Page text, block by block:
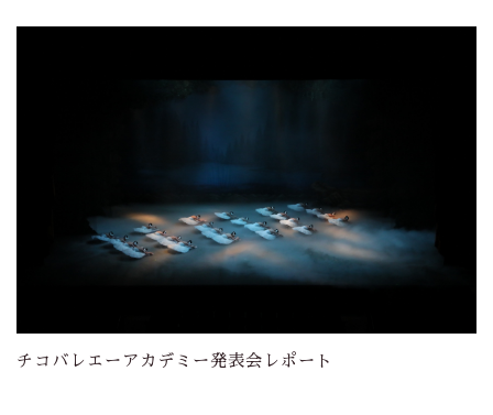
チコバレエーアカデミー発表会レポート